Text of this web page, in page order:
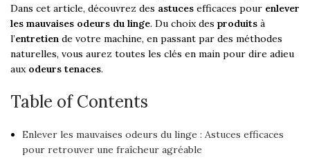
Dans cet article, découvrez des astuces efficaces pour enlever
les mauvaises odeurs du linge. Du choix des produits à
l’entretien de votre machine, en passant par des méthodes
naturelles, vous aurez toutes les clés en main pour dire adieu
aux odeurs tenaces.
Table of Contents
Enlever les mauvaises odeurs du linge : Astuces efficaces
pour retrouver une fraîcheur agréable